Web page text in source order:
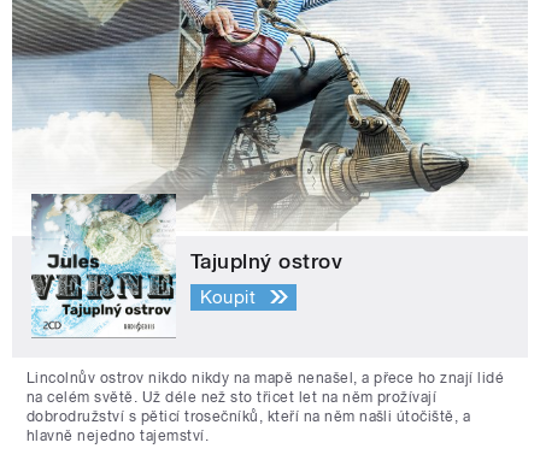
Tajuplný ostrov
Koupit
Lincolnův ostrov nikdo nikdy na mapě nenašel, a přece ho znají lidé
na celém světě. Už déle než sto třicet let na něm prožívají
dobrodružství s pěticí trosečníků, kteří na něm našli útočiště, a
hlavně nejedno tajemství.